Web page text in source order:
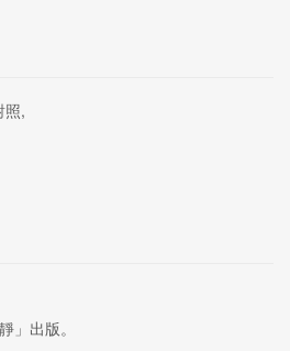
照,
」出版。